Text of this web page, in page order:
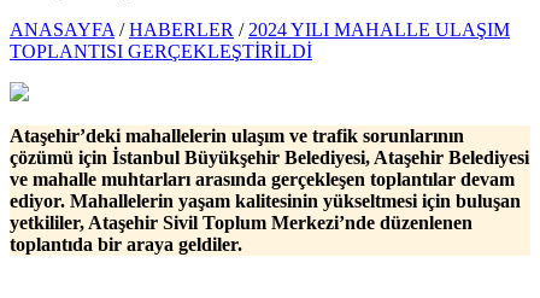
ANASAYFA /HABERLER / 2024 YILI MAHALLE ULAŞIM
TOPLANTISI GERÇEKLEŞTİRİLDİ
Ataşehir’deki mahallelerin ulaşım ve trafik sorunlarının
çözümü için İstanbul Büyükşehir Belediyesi, Ataşehir Belediyesi
ve mahalle muhtarları arasında gerçekleşen toplantılar devam
ediyor. Mahallelerin yaşam kalitesinin yükseltmesi için buluşan
yetkililer, Ataşehir Sivil Toplum Merkezi’nde düzenlenen
toplantıda bir araya geldiler.